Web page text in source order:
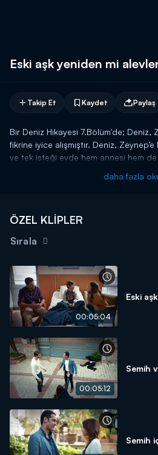
Eski aşk yeniden mi
Takip Et Kaydet Paylaş
Bir Deniz Hikayesi 7.Bölüm'de; Deniz,
fikrine iyice alışmıştır. Deniz,
ve tek isteği evde hem annesi hem de
daha fazla
ÖZEL KLİPLER
Sırala
00:05:04
Eski
00:05:12
Semih
Semih